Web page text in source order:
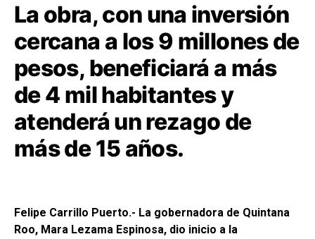
La obra, con una inversión
cercana a los 9 millones de
pesos, beneficiará a más
de 4 mil habitantes y
atenderá un rezago de
más de 15 años.
Felipe Carrillo Puerto.- La gobernadora de Quintana
Roo, Mara Lezama Espinosa, dio inicio a la